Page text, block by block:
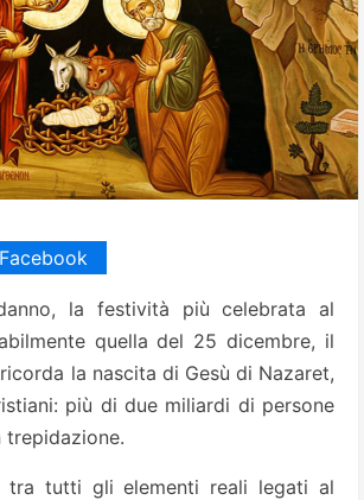
la festività più celebrata al
quella del 25 dicembre, il
la nascita di Gesù di Nazaret,
più di due miliardi di persone
trepidazione.
tra tutti gli elementi reali legati al